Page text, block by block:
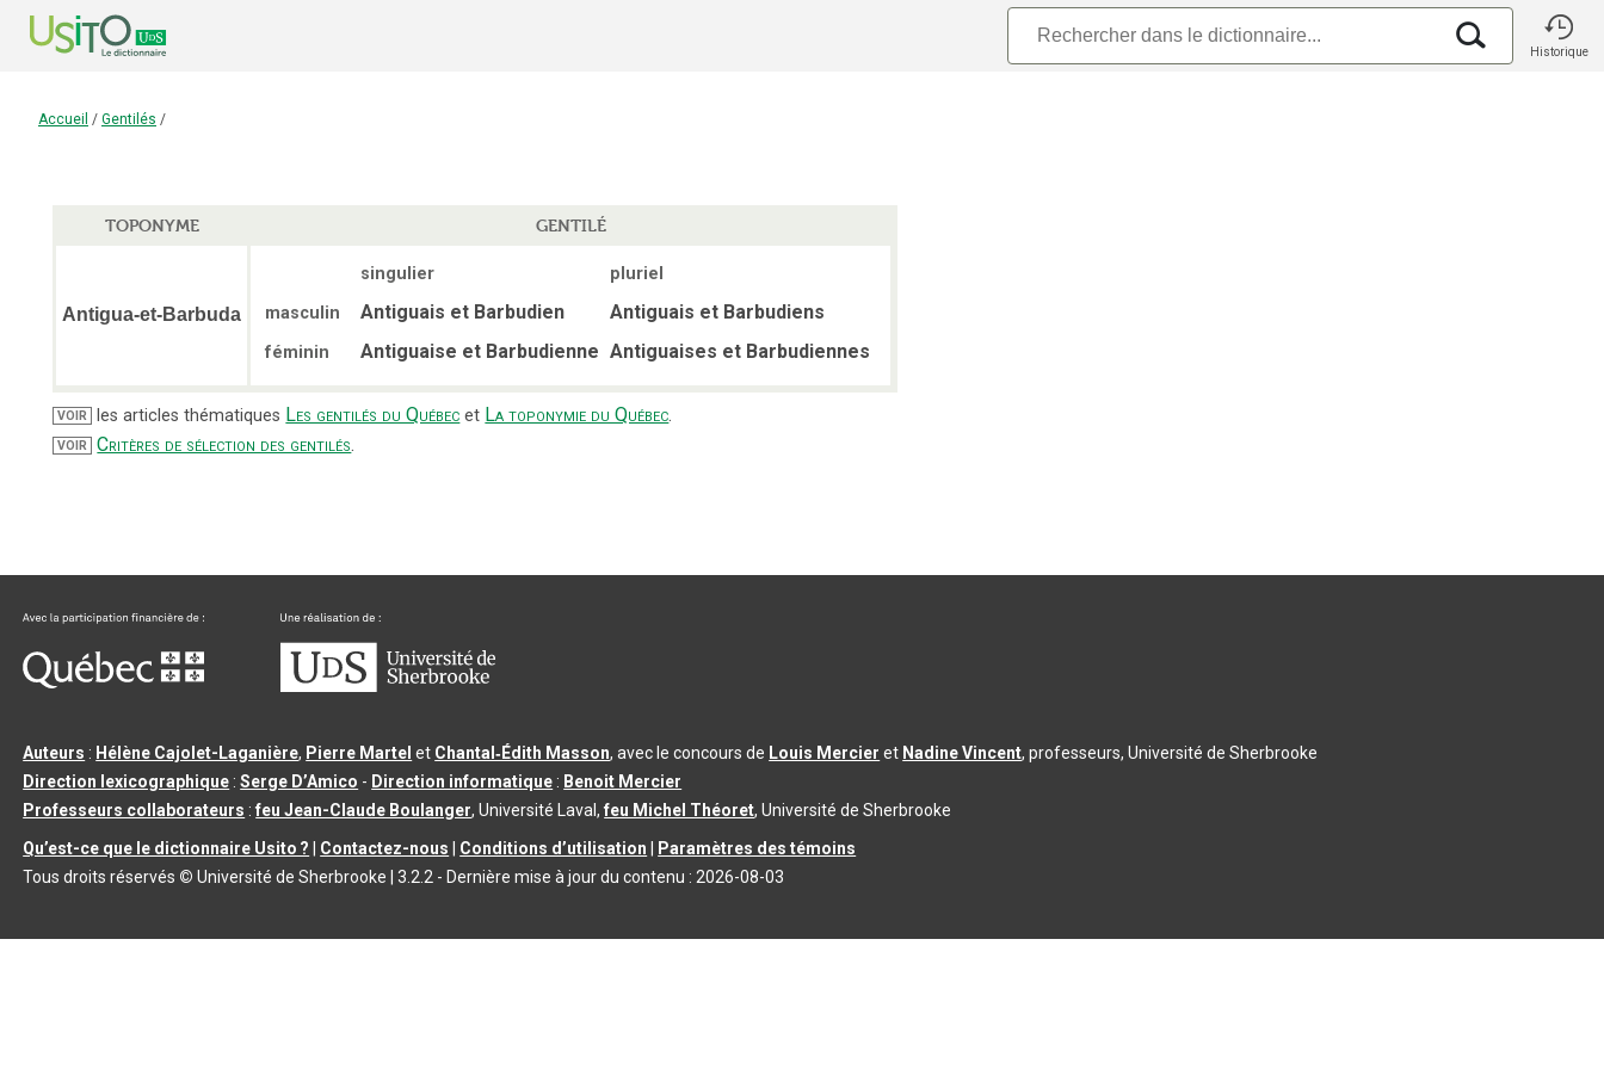
Historique
Accueil / Gentilés /
TOPONYME GENTILÉ
Antigua-et-Barbuda
singulier
pluriel
masculin
Antiguais et Barbudien Antiguais et Barbudiens
féminin Antiguaise et Barbudienne Antiguaises et Barbudiennes
VOIR les articles thématiques Les gentilés du Québec et La toponymie du Québec.
VOIR Critères de sélection des gentilés.
Auteurs : Hélène Cajolet-Laganière, Pierre Martel et Chantal‑Édith Masson, avec le concours de Louis Mercier et Nadine Vincent, professeurs, Université de Sherbrooke
Direction lexicographique :Serge D’Amico - Direction informatique : Benoit Mercier
Professeurs collaborateurs :feu Jean-Claude Boulanger, Université Laval,feu Michel Théoret, Université de Sherbrooke
Qu’est-ce que le dictionnaire Usito ? | Contactez-nous | Conditions d’utilisation | Paramètres des témoins
Tous droits réservés © Université de Sherbrooke |3.2.2 - Dernière mise à jour du contenu : 2026-08-03